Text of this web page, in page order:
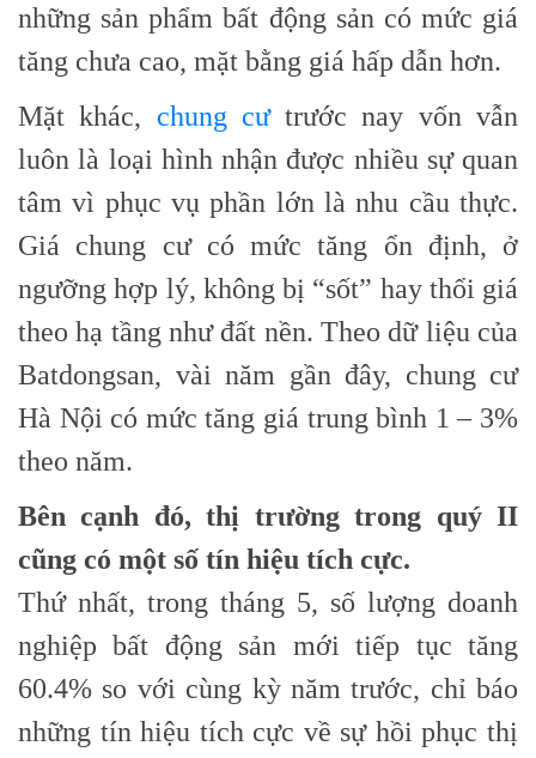
những sản phẩm bất động sản có mức giá
tăng chưa cao, mặt bằng giá hấp dẫn hơn.
Mặt khác, chung cưtrước nay vốn vẫn
luôn là loại hình nhận được nhiều sự quan
tâm vì phục vụ phần lớn là nhu cầu thực.
Giá chung cư có mức tăng ổn định, ở
ngưỡng hợp lý, không bị “sốt” hay thổi giá
theo hạ tầng như đất nền. Theo dữ liệu của
Batdongsan, vài năm gần đây, chung cư
Hà Nội có mức tăng giá trung bình 1 – 3%
theo năm.
Bên cạnh đó, thị trường trong quý II
cũng có một số tín hiệu tích cực.
Thứ nhất, trong tháng 5, số lượng doanh
nghiệp bất động sản mới tiếp tục tăng
60.4% so với cùng kỳ năm trước, chỉ báo
những tín hiệu tích cực về sự hồi phục thị